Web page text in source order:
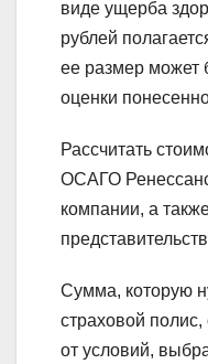
виде ущерба
рублей
ее размер может
оценки
Рассчитать
ОСАГО
компании, а
Сумма, которую
страховой полис,
от условий,